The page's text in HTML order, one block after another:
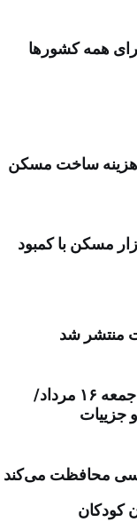
همه کشورها
هزینه ساخت مسکن
مسکن با کمبود
منتشر شد
قیمت طلا و سکه امروز جمعه ۱۶ مرداد/
جزییات
محافظت می‌کند
کودکان